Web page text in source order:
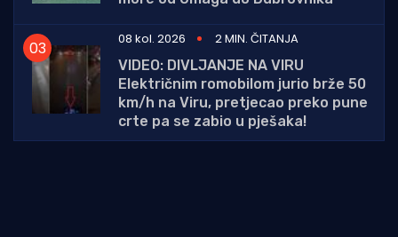
08 kol. 2026
2 MIN. ČITANJA
VIDEO: DIVLJANJE NA VIRU
Električnim romobilom jurio brže 50
km/h na Viru, pretjecao preko pune
crte pa se zabio u pješaka!